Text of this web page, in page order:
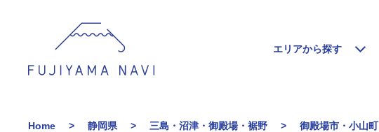
エリアから探す
Home 静岡県 三島・沼津・御殿場・裾野 御殿場市・小山町